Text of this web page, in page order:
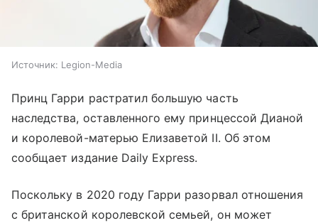
Источник: Legion-Media
Принц Гарри растратил большую часть
наследства, оставленного ему принцессой Дианой
и королевой-матерью Елизаветой II. Об этом
сообщает издание Daily Express.
Поскольку в 2020 году Гарри разорвал отношения
с британской королевской семьей, он может